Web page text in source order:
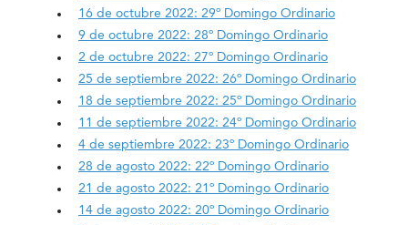
16 de octubre 2022: 29º Domingo Ordinario
9 de octubre 2022: 28º Domingo Ordinario
2 de octubre 2022: 27º Domingo Ordinario
25 de septiembre 2022: 26º Domingo Ordinario
18 de septiembre 2022: 25º Domingo Ordinario
11 de septiembre 2022: 24º Domingo Ordinario
4 de septiembre 2022: 23º Domingo Ordinario
28 de agosto 2022: 22º Domingo Ordinario
21 de agosto 2022: 21º Domingo Ordinario
14 de agosto 2022: 20º Domingo Ordinario